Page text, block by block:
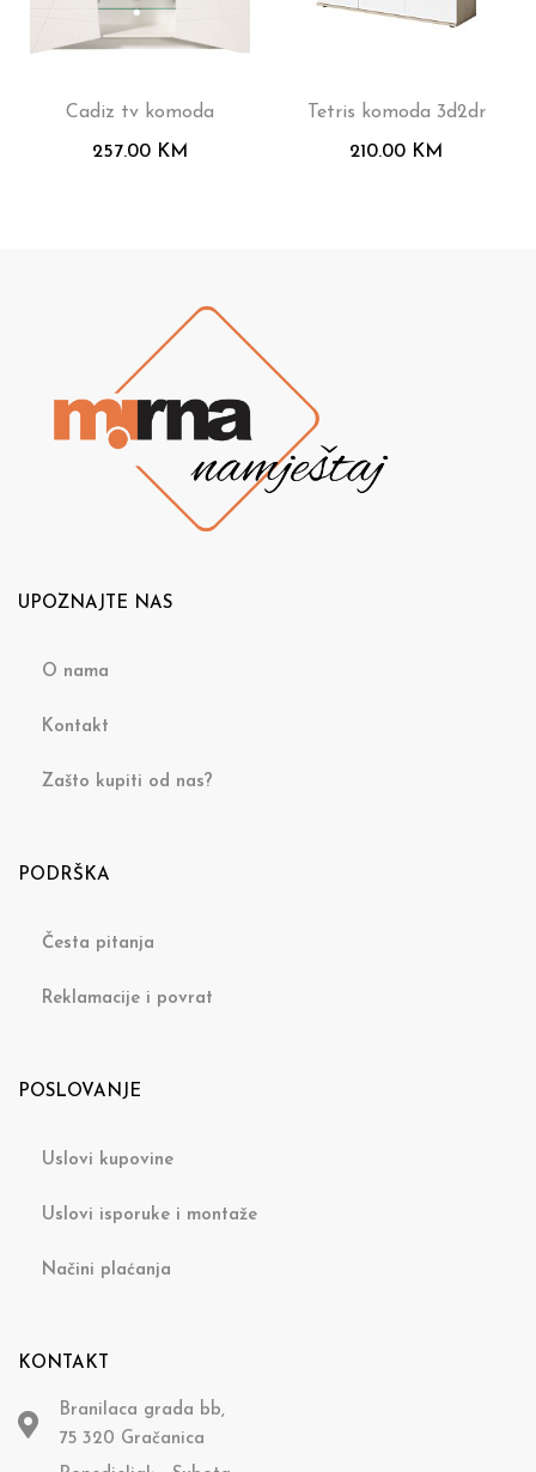
Cadiz tv komoda
257.00 KM
Tetris komoda 3d2dr
210.00 KM
UPOZNAJTE NAS
O nama
Kontakt
Zašto kupiti od nas?
PODRŠKA
Česta pitanja
Reklamacije i povrat
POSLOVANJE
Uslovi kupovine
Uslovi isporuke i montaže
Načini plaćanja
KONTAKT
Branilaca grada bb,
75 320 Gračanica